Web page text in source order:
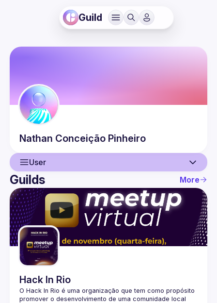
Guild
Nathan Conceição Pinheiro
User
User
Events
Guilds
Guilds More
Hack In Rio
O Hack In Rio é uma organização que tem como propósito
promover o desenvolvimento de uma comunidade local